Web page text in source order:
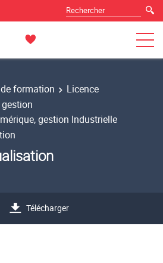
formation
Licence
gestion Industrielle
Télécharger